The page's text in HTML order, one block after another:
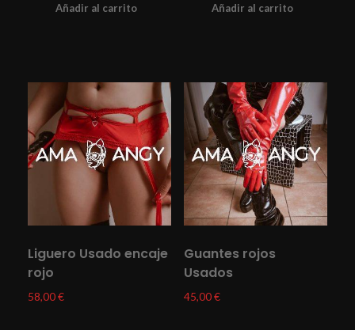
Añadir al carrito Añadir al carrito
Liguero Usado encaje
rojo
58,00€
Guantes rojos
Usados
45,00€